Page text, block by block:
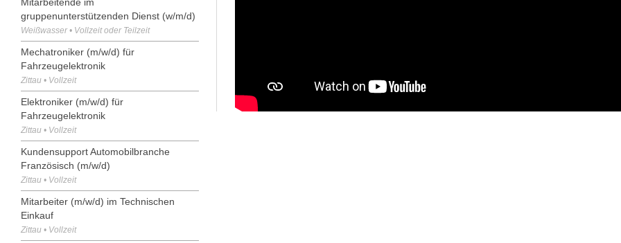
gruppenunterstützenden Dienst (w/m/d)
Weißwasser • Vollzeit oder Teilzeit
Mechatroniker (m/w/d) für
Fahrzeugelektronik
Zittau • Vollzeit
Elektroniker (m/w/d) für
Fahrzeugelektronik
Zittau • Vollzeit
Kundensupport Automobilbranche
Französisch (m/w/d)
Zittau • Vollzeit
Mitarbeiter (m/w/d) im Technischen
Einkauf
Zittau • Vollzeit